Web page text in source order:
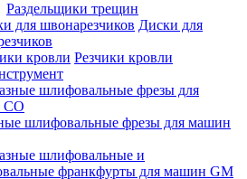
Раздельщики трещин
Диски для
Резчики кровли
шлифовальные фрезы для машин